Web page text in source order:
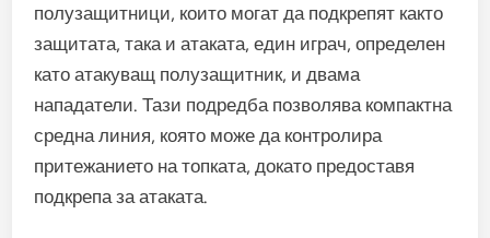
полузащитници, които могат да подкрепят както
защитата, така и атаката, един играч, определен
като атакуващ полузащитник, и двама
нападатели. Тази подредба позволява компактна
средна линия, която може да контролира
притежанието на топката, докато предоставя
подкрепа за атаката.